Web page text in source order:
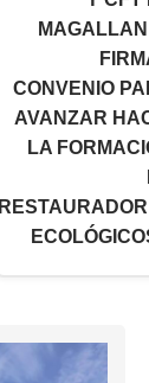
CONVENIO
AVANZAR
LA